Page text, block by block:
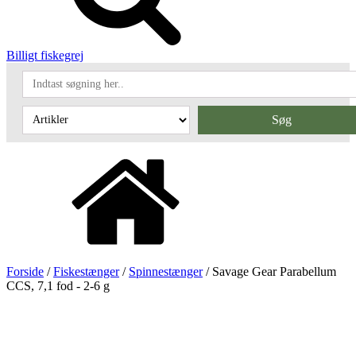
Billigt fiskegrej
Søg
Forside /Fiskestænger/ Spinnestænger/ Savage Gear Parabellum
CCS, 7,1 fod - 2-6 g